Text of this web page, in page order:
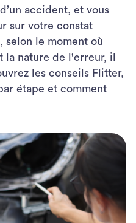
accident, et vous
sur votre constat
selon le moment où
la nature de l'erreur, il
les conseils Flitter,
étape et comment